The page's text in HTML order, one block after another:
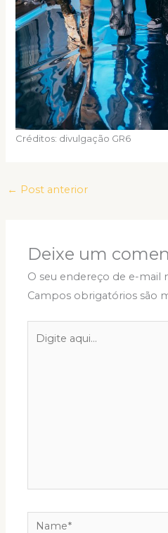
Créditos: divulgação GR6
← Post anterior
Deixe um
O seu endereço de e-mail
Campos obrigatórios são
aqui...
Name*